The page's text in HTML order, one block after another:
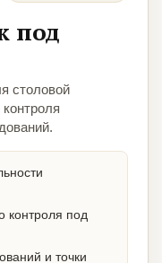
под
столовой
контроля под
и точки